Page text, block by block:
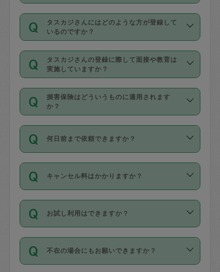
なお、タスカジさんの交通費も、依頼料
金のご請求と合わせてお支払いとなりま
動計算で表示されます。
（例：毎週定期の場合は３回以上のキャ
ンセルが有償（1200円、隔週定期の場合
は２回以上のキャンセルが有償（1200
・ＡＭ ９時～１２時
・ＰＭ １３時～１６時
・夜 １８時～２１時
開始時間を２時間前後変更することが可
能です。依頼送信後、個別にタスカジさ
んにメッセージを送り調整してくださ
い。ただし、２時間を越えての調整はで
時間も被らない場合、損害保険の対象外
掃除、整理収納、洗濯、買い物、料理、
作り置きです。タスカジさんによってで
きる仕事の範囲が異なりますので、依頼
する前にタスカジさんのプロフィールで
確認してください。
基本的に、高所での作業や危険作業、屋
外での作業は対象外です。
タスカジさんにはどのような方が登録して
いるのですか？
主婦として長年の家事経験をお持ちの
方、栄養士・調理師といった資格者で保
育園や学校の給食やレストランで料理関
係の専門職に従事されていた方、日本で
すでにハウスキーパーや英語の先生とし
てお仕事をしているフィリピン出身の
社員など様々なバックグラウンドの方が
登録しています。
日本語も話せる方など様々です。
ールに記載していますので、各自の得意
を依頼してください。
タスカジさんの登録に際して面接や教育は
実施していますか？
応募の際に、各自事務局との面接と説明
を行っています。その後、身分証明書の
写真提出をしていただいています。外国
確認しています。タスカジさんトレーニ
ング動画を使ったセルフトレーニングの
現場トライアルを受け、合格したタスカ
ジさんが活動されています。
※テストセンターの講評は１件目のレビュ
参考
【詳細】タスカジさんの登録に際
損害保険はどういうものに適用されます
か？
依頼者とタスカジさんとの間でタスカジ
を通して成立した作業時間内での作業に
適用されます。作業範囲は、掃除、洗
です。作業中に物を壊したり、人にけが
をさせたりした場合が対象で、補償金額
す。
写真を撮り、
何日前まで依頼できますか？
ご依頼は、現在を起点に3日後（72時間
以降）の日時から受付可能となっていま
す。
タスカジさんへ「募集」をかけることが
可能です。
キャンセル料はかかりますか？
キャンセル料には、以下の2種類がありま
す。
1. 直前キャンセル（定期、スポット契約
共通）
お試し利用はできますか？
「お試し利用」というメニューはありま
せんが、「一回のみ」依頼を活用するこ
とによって、気に入ったタスカジさんを
不在の場合にもお願いできますか？